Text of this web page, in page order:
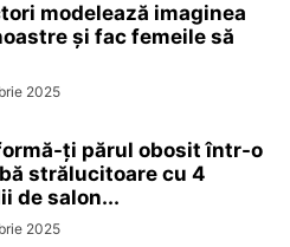
modelează imaginea
și fac femeile să
2025
ți părul obosit într-o
strălucitoare cu 4
de salon...
2025